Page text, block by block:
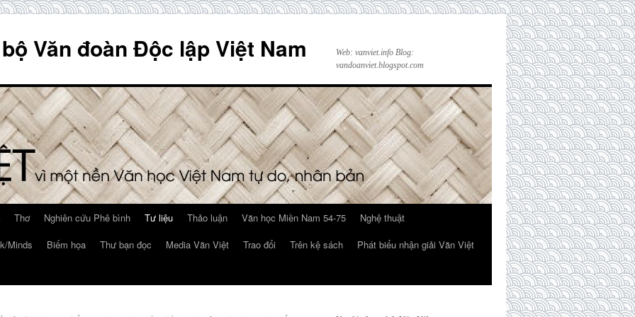
Văn đoàn Độc lập Việt Nam
Web: vanviet.info Blog:
vandoanviet.blogspot.com
Thơ Nghiên cứu Phê bình Tư liệu Thảo luận Văn học Miền Nam 54-75
Nghệ thuật
Minds Biếm họa Thư bạn đọc Media Văn Việt Trao đổi Trên kệ sách
Phát biểu nhận giải Văn Việt